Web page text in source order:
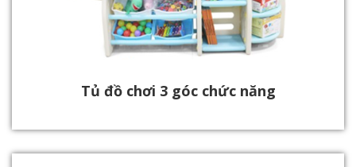
Tủ đồ chơi 3 góc chức năng